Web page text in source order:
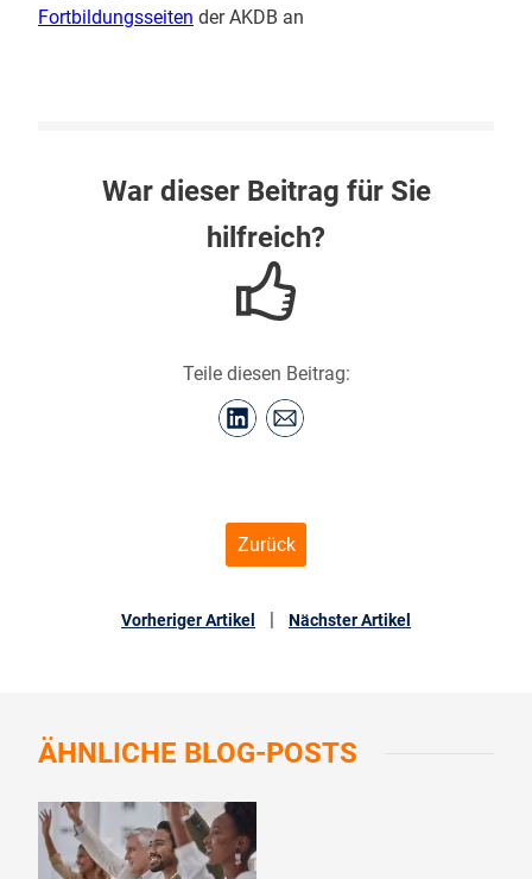
Fortbildungsseiten der AKDB an
War dieser Beitrag für Sie
hilfreich?
Teile diesen Beitrag:
Zurück
Vorheriger Artikel Nächster Artikel
ÄHNLICHE BLOG-POSTS